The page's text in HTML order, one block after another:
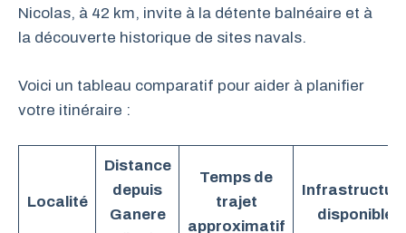
Nicolas, à 42 km, invite à la détente balnéaire et à
la découverte historique de sites navals.
Voici un tableau comparatif pour aider à planifier
votre itinéraire :
Localité
Distance
depuis
Ganere
Temps de
trajet
approximatif
disponibles